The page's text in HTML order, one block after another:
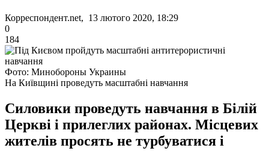
Корреспондент.net, 13 лютого 2020, 18:29
0
184
Фото: Минобороны Украины
На Київщині проведуть масштабні навчання
Силовики проведуть навчання в Білій
Церкві і прилеглих районах. Місцевих
жителів просять не турбуватися і